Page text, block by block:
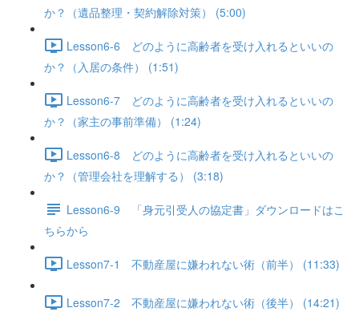
か？（遺品整理・契約解除対策） (5:00)
Lesson6-6 どのように高齢者を受け入れるといいの
か？（入居の条件） (1:51)
Lesson6-7 どのように高齢者を受け入れるといいの
か？（家主の事前準備） (1:24)
Lesson6-8 どのように高齢者を受け入れるといいの
か？（管理会社を理解する） (3:18)
Lesson6-9 「身元引受人の協定書」ダウンロードはこ
ちらから
Lesson7-1 不動産屋に嫌われない術（前半） (11:33)
Lesson7-2 不動産屋に嫌われない術（後半） (14:21)